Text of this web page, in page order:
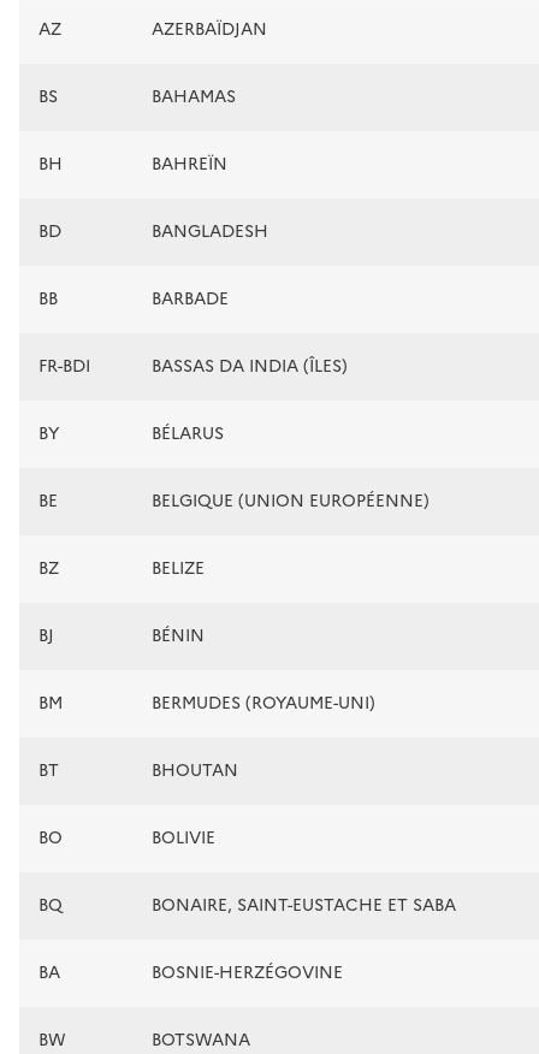
AZ AZERBAÏDJAN
BS BAHAMAS
BH BAHREÏN
BD BANGLADESH
BB BARBADE
FR-BDI BASSAS DA INDIA (ÎLES)
BY BÉLARUS
BE BELGIQUE (UNION EUROPÉENNE)
BZ BELIZE
BJ BÉNIN
BM BERMUDES (ROYAUME-UNI)
BT BHOUTAN
BO BOLIVIE
BQ BONAIRE, SAINT-EUSTACHE ET SABA
BA BOSNIE-HERZÉGOVINE
BW BOTSWANA